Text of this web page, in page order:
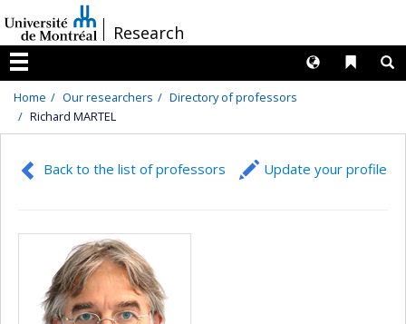
au
contenu
/Research
Menu
Liens
Langues
Home Our researchers
Directory of professors
Richard MARTEL
Back to the list of professors Update your profile